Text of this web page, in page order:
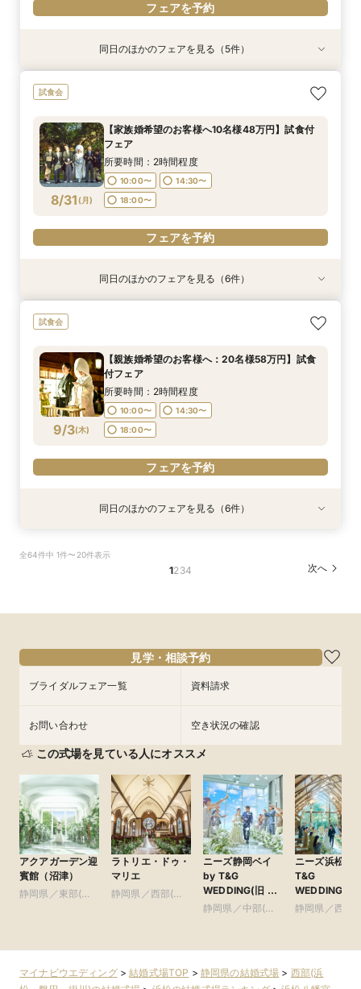
フェアを予約
8/30(日)
【神社挙式＋写真のお客様へ：30万円】試食付
10:00〜
18:00〜
フェアを予約
8/30(日)
【親族婚希望のお客様へ：20名様58万円】試食
10:00〜
18:00〜
フェアを予約
8/30(日)
【家族婚希望のお客様へ10名様48万円】試食付
10:00〜
18:00〜
フェアを予約
8/30(日)
【40名様130万円】リニューアル記念：神社婚
10:00〜
18:00〜
フェアを予約
8/30(日)
【和装でのお写真婚のお客様へ：2万5千円】試
10:00〜
18:00〜
フェアを予約
同日のほかのフェアを見る（5件）
試食会
8/31 (月)
【家族婚希望のお客様へ10名様48万円】試食付
フェア
所要時間：2時間程度
10:00〜
14:30〜
18:00〜
フェアを予約
8/31(月)
【神社挙式＋写真のお客様へ：30万円】試食付
10:00〜
18:00〜
フェアを予約
8/31(月)
【親族婚希望のお客様へ：20名様58万円】試食
10:00〜
18:00〜
フェアを予約
8/31(月)
【40名様130万円】リニューアル記念：神社婚
10:00〜
18:00〜
フェアを予約
8/31(月)
【和装でのお写真婚のお客様へ：2万5千円】試
10:00〜
18:00〜
フェアを予約
8/31(月)
【平日限定和装の結婚式案内60分完結！】時短
10:00〜
18:30〜
フェアを予約
8/31(月)
【平日限定フルコース試食付き】3万4千円の豪
10:00〜
18:30〜
フェアを予約
同日のほかのフェアを見る（6件）
試食会
9/3(木)
【親族婚希望のお客様へ：20名様58万円】試食
付フェア
所要時間：2時間程度
10:00〜
14:30〜
18:00〜
フェアを予約
9/3
きフェア
フェアを予約
9/3
フェア
フェアを予約
9/3
◇試食付フェア
フェアを予約
9/3
食付きフェア！
フェアを予約
9/3
でご案内クイックフェア！
フェアを予約
9/3
華試食付きフェア
フェアを予約
同日のほかのフェアを見る（6件）
全64件中 1件〜20件表示
1234 次へ
見学・相談予約
ブライダルフェア一覧 資料請求
お問い合わせ 空き状況の確認
この式場を見ている人にオススメ
アクアガーデン迎
賓館（沼津）
静岡県／東部(富
ラトリエ・ドゥ・
マリエ
静岡県／西部(浜
ニーズ静岡ベイ
by T&G
WEDDING(旧 ベ
イサイド迎賓館
静岡県／中部(静
ニーズ浜松 by
T&G
WEDDING(旧
アーセンティ
静岡県／西部(
マイナビウエディング>結婚式場TOP > 静岡県の結婚式場 > 西部(浜